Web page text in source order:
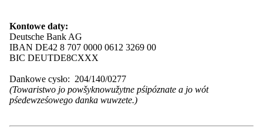
kontrast
Lažka rěc
Kontowe daty:
Deutsche Bank AG
IBAN DE42 8 707 0000 0612 3269 00
BIC DEUTDE8CXXX
Dankowe cysło: 204/140/0277
(Towaristwo jo powšyknowužytne pśipóznate a jo wót
pśedewześowego danka wuwzete.)